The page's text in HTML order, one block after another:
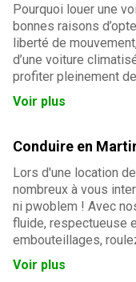
Pourquoi louer une
bonnes raisons
liberté de
d’une voiture
profiter pleinement
commun étant
gagner un temps
Voir plus
Conduire en
Lors d'une location
nombreux à vous
ni pwoblem ! Avec
fluide, respectueuse
embouteillages,
portée de main et
climatiques. Et tout
Voir plus